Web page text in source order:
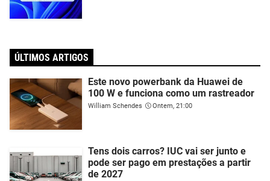
ÚLTIMOS ARTIGOS
Este novo powerbank da Huawei de
100 W e funciona como um rastreador
William Schendes Ontem, 21:00
Tens dois carros? IUC vai ser junto e
pode ser pago em prestações a partir
de 2027